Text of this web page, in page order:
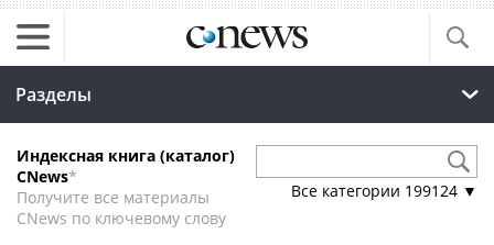
Разделы
Индексная книга (каталог)
CNews*
Получите все материалы
CNews по ключевому слову
Все категории 199124 ▼